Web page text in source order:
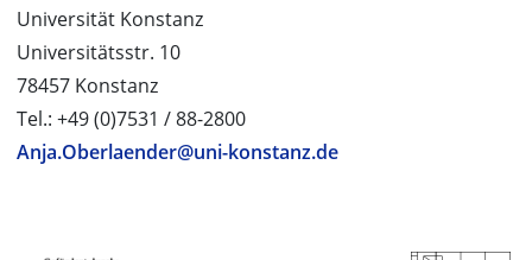
Universität Konstanz
Universitätsstr. 10
78457 Konstanz
Tel.: +49 (0)7531 / 88-2800
Anja.Oberlaender@uni-konstanz.de